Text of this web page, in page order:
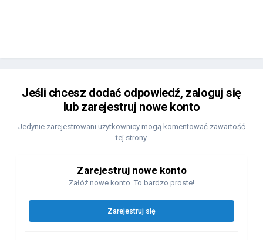
Jeśli chcesz dodać odpowiedź, zaloguj się
lub zarejestruj nowe konto
Jedynie zarejestrowani użytkownicy mogą komentować zawartość
tej strony.
Zarejestruj nowe konto
Załóż nowe konto. To bardzo proste!
Zarejestruj się